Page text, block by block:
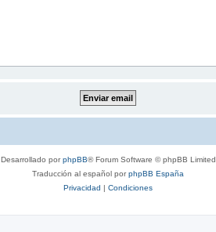
Desarrollado porphpBB® Forum Software © phpBB Limited
Traducción al español porphpBB España
Privacidad | Condiciones